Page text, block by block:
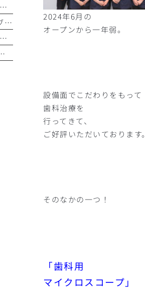
2024年6月の
オープンから一年弱。
設備面でこだわりをもって
歯科治療を
行ってきて、
ご好評いただいております。
そのなかの一つ！
「歯科用
マイクロスコープ」
インプラント治療とは？失った歯を補う選択肢を正しく知りましょう！！
歯ブラシ交換のサイン5つ！その歯ブラシ、まだ使っていませんか？🪥
セラミックとジルコニアの違いについて解説！！
歯を守りましょう✨🪥